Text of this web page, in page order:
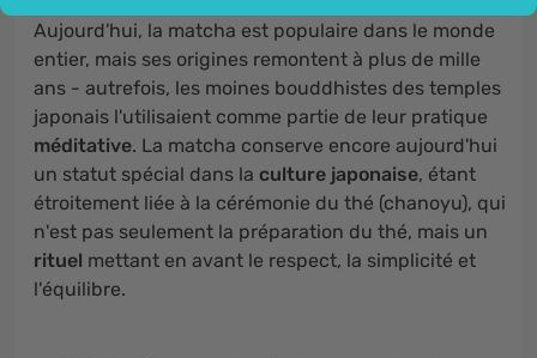
Aujourd'hui, la matcha est populaire dans le monde
entier, mais ses origines remontent à plus de mille
ans - autrefois, les moines bouddhistes des temples
japonais l'utilisaient comme partie de leur pratique
méditative. La matcha conserve encore aujourd'hui
un statut spécial dans la culture japonaise, étant
étroitement liée à la cérémonie du thé (chanoyu), qui
n'est pas seulement la préparation du thé, mais un
rituel mettant en avant le respect, la simplicité et
l'équilibre.